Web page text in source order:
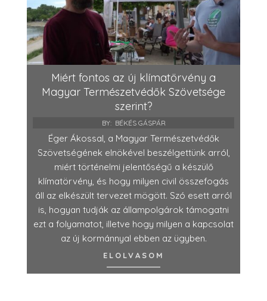
Miért fontos az új klímatörvény a
Magyar Természetvédők Szövetsége
szerint?
BY: BÉKÉS GÁSPÁR
Éger Ákossal, a Magyar Természetvédők
Szövetségének elnökével beszélgettünk arról,
miért történelmi jelentőségű a készülő
klímatörvény, és hogy milyen civil összefogás
áll az elkészült tervezet mögött. Szó esett arról
is, hogyan tudják az állampolgárok támogatni
ezt a folyamatot, illetve hogy milyen a kapcsolat
az új kormánnyal ebben az ügyben.
ELOLVASOM